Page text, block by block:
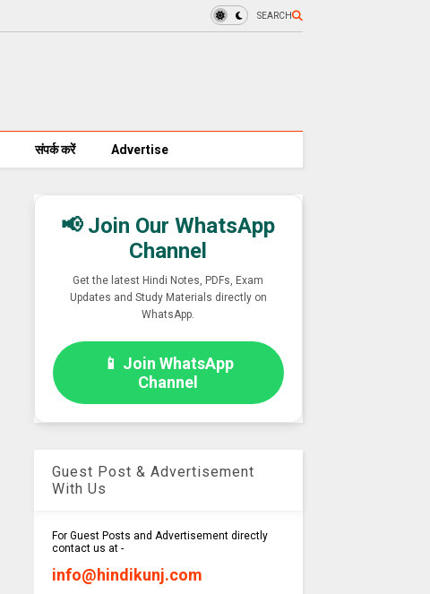
SEARCH
संपर्क करें Advertise
📢 Join Our WhatsApp
Channel
Get the latest Hindi Notes, PDFs, Exam
Updates and Study Materials directly on
WhatsApp.
📱 Join WhatsApp
Channel
Guest Post & Advertisement
With Us
For Guest Posts and Advertisement directly
contact us at -
info@hindikunj.com